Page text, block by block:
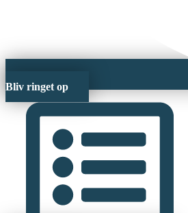
Bliv ringet op